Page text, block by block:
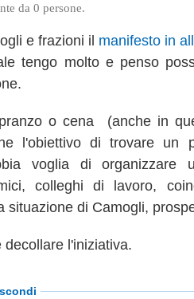
da 0 persone.
e frazioni il manifesto in
tengo molto e penso
o cena (anche in
l'obiettivo di trovare un
voglia di organizzare
colleghi di lavoro,
situazione di Camogli,
l'iniziativa.